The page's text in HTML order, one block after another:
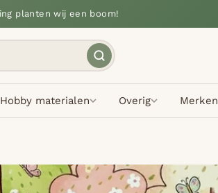
planten wij een boom!
Hobby materialen Overig Merken